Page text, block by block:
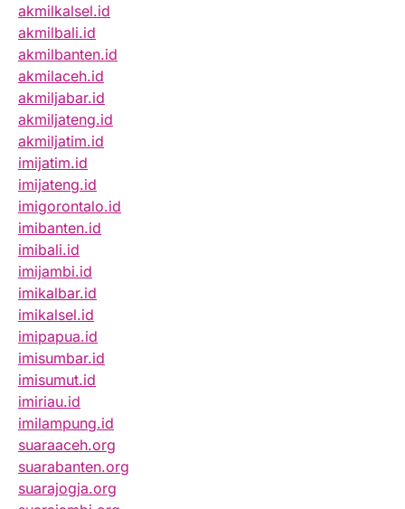
akmilkalsel.id
akmilbali.id
akmilbanten.id
akmilaceh.id
akmiljabar.id
akmiljateng.id
akmiljatim.id
imijatim.id
imijateng.id
imigorontalo.id
imibanten.id
imibali.id
imijambi.id
imikalbar.id
imikalsel.id
imipapua.id
imisumbar.id
imisumut.id
imiriau.id
imilampung.id
suaraaceh.org
suarabanten.org
suarajogja.org